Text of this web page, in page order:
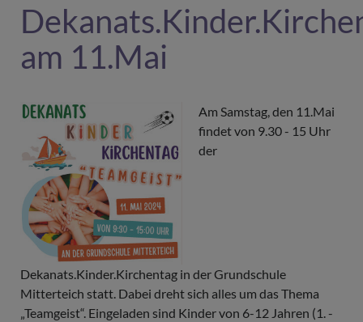
am 11.Mai
Am Samstag, den 11.Mai
findet von 9.30 - 15 Uhr
der
Dekanats.Kinder.Kirchentag in der Grundschule
Mitterteich statt. Dabei dreht sich alles um das Thema
„Teamgeist“. Eingeladen sind Kinder von 6-12 Jahren (1. -